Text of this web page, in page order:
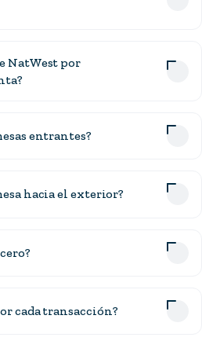
NatWest por
entrantes?
hacia el exterior?
cada transacción?